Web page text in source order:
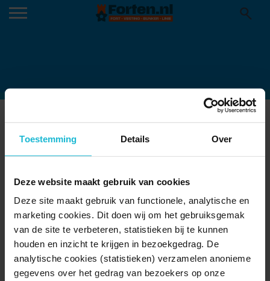
Toestemming Details Over
Deze website maakt gebruik van cookies
Deze site maakt gebruik van functionele, analytische en
marketing cookies. Dit doen wij om het gebruiksgemak
van de site te verbeteren, statistieken bij te kunnen
houden en inzicht te krijgen in bezoekgedrag. De
analytische cookies (statistieken) verzamelen anonieme
gegevens over het gedrag van bezoekers op onze